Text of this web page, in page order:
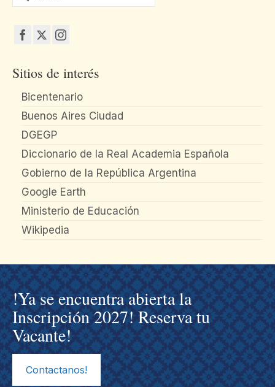
por:
Sitios de interés
Bicentenario
Buenos Aires Ciudad
DGEGP
Diccionario de la Real Academia Española
Gobierno de la República Argentina
Google Earth
Ministerio de Educación
Wikipedia
!Ya se encuentra abierta la
Inscripción 2027! Reserva tu
Vacante!
Contactanos!